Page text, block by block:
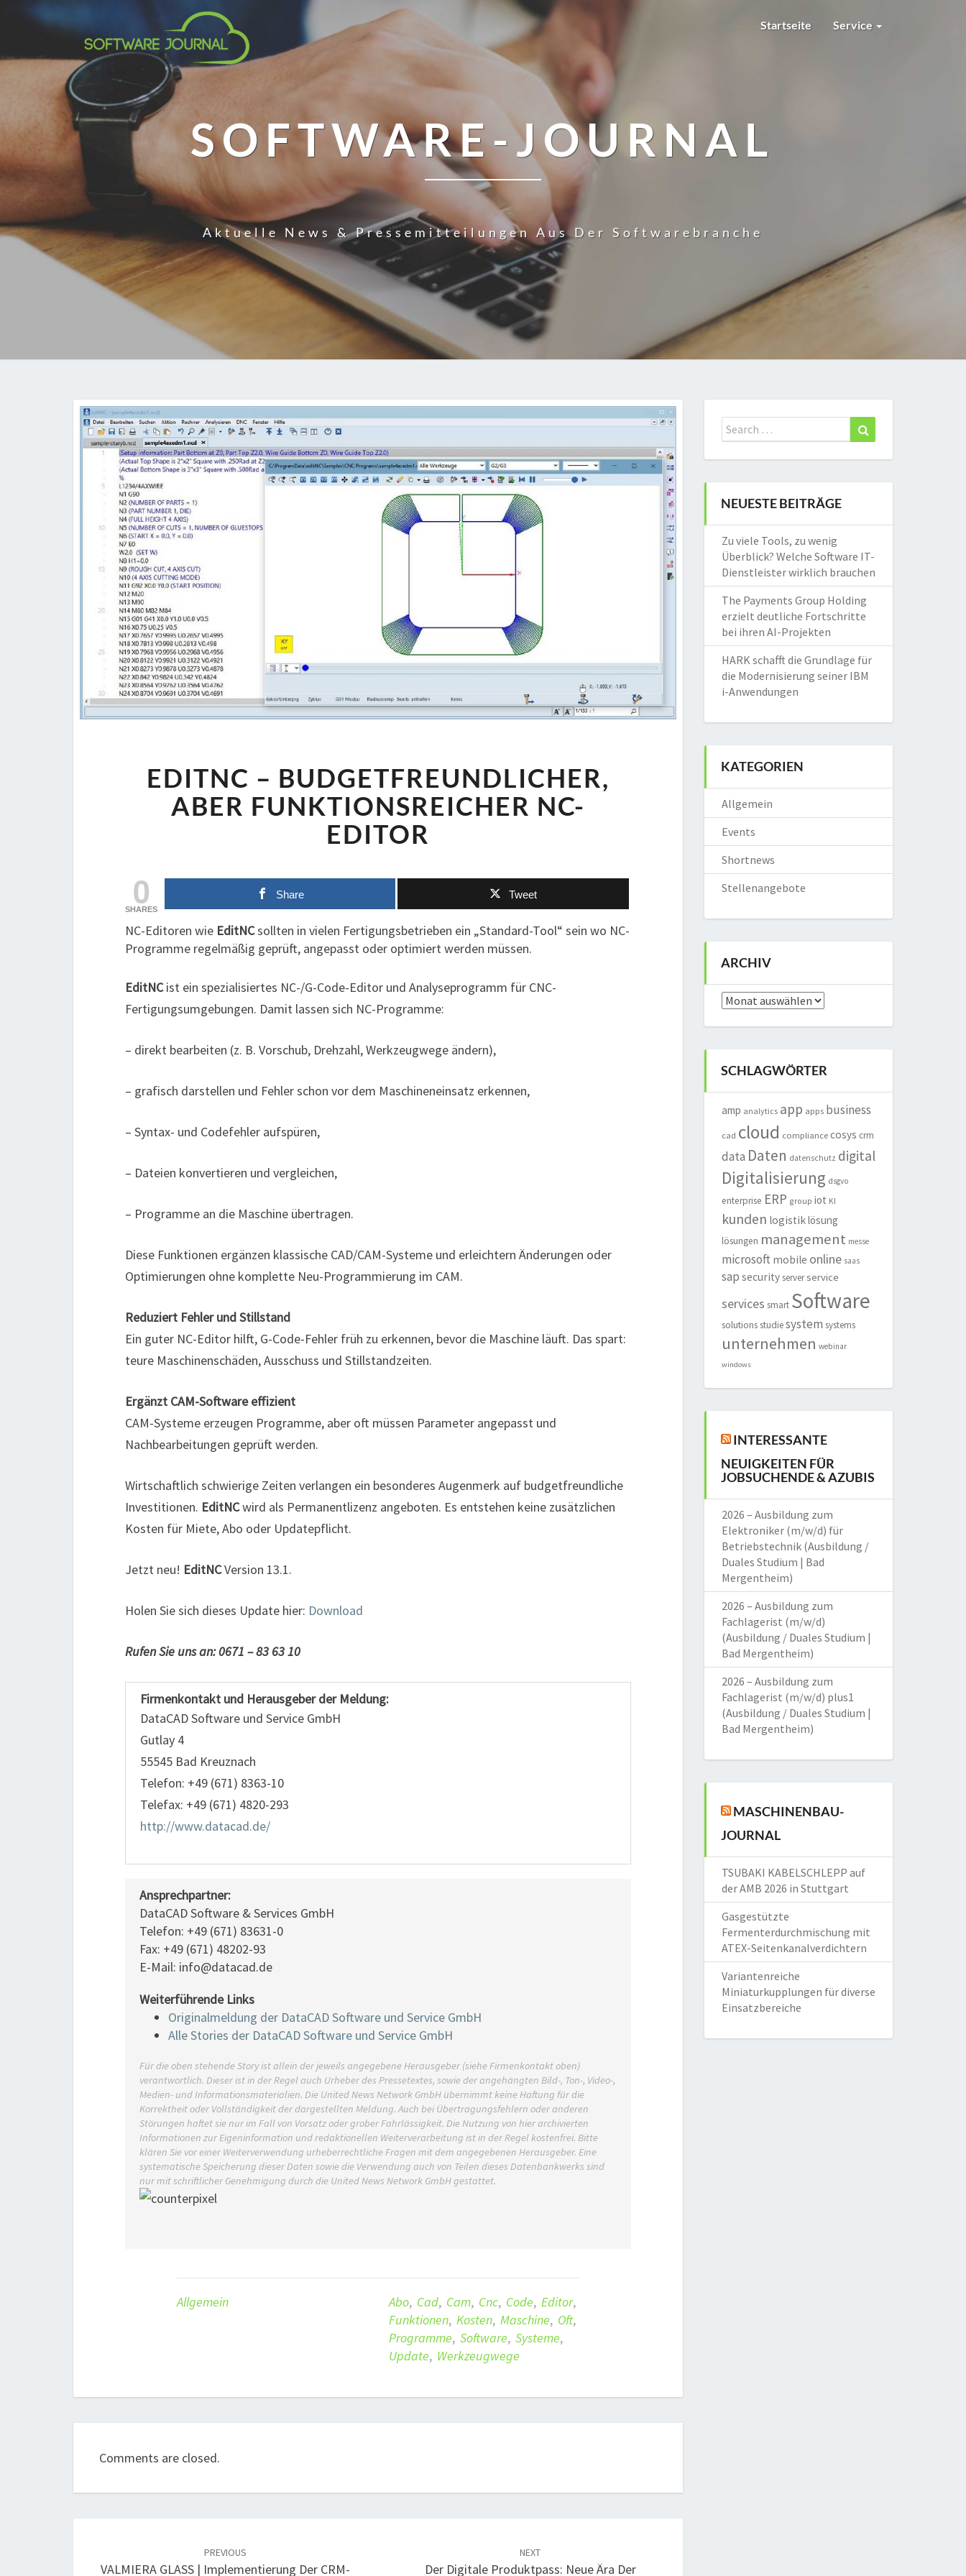
Startseite Service
SOFTWARE-JOURNAL
Aktuelle News & Pressemitteilungen Aus Der Softwarebranche
–
BUDGETFREUNDLICHER,
ABER
FUNKTIONSREICHER
NC-
EDITNC – BUDGETFREUNDLICHER,
ABER FUNKTIONSREICHER NC-
EDITOR
0
SHARES
Share Tweet
NC-Editoren wie EditNCsollten in vielen Fertigungsbetrieben ein „Standard-Tool“ sein wo NC-
Programme regelmäßig geprüft, angepasst oder optimiert werden müssen.
EditNCist ein spezialisiertes NC-/G-Code-Editor und Analyseprogramm für CNC-
Fertigungsumgebungen. Damit lassen sich NC-Programme:
– direkt bearbeiten (z. B. Vorschub, Drehzahl, Werkzeugwege ändern),
– grafisch darstellen und Fehler schon vor dem Maschineneinsatz erkennen,
– Syntax- und Codefehler aufspüren,
– Dateien konvertieren und vergleichen,
– Programme an die Maschine übertragen.
Diese Funktionen ergänzen klassische CAD/CAM-Systeme und erleichtern Änderungen oder
Optimierungen ohne komplette Neu-Programmierung im CAM.
Reduziert Fehler und Stillstand
Ein guter NC-Editor hilft, G-Code-Fehler früh zu erkennen, bevor die Maschine läuft. Das spart:
teure Maschinenschäden, Ausschuss und Stillstandzeiten.
Ergänzt CAM-Software effizient
CAM-Systeme erzeugen Programme, aber oft müssen Parameter angepasst und
Nachbearbeitungen geprüft werden.
Wirtschaftlich schwierige Zeiten verlangen ein besonderes Augenmerk auf budgetfreundliche
Investitionen. EditNCwird als Permanentlizenz angeboten. Es entstehen keine zusätzlichen
Kosten für Miete, Abo oder Updatepflicht.
Jetzt neu! EditNCVersion 13.1.
Holen Sie sich dieses Update hier: Download
Rufen Sie uns an: 0671 – 83 63 10
Firmenkontakt und Herausgeber der Meldung:
DataCAD Software und Service GmbH
Gutlay 4
55545 Bad Kreuznach
Telefon: +49 (671) 8363-10
Telefax: +49 (671) 4820-293
http://www.datacad.de/
Ansprechpartner:
DataCAD Software & Services GmbH
Telefon: +49 (671) 83631-0
Fax: +49 (671) 48202-93
E-Mail: info@datacad.de
Weiterführende Links
Originalmeldung der DataCAD Software und Service GmbH
Alle Stories der DataCAD Software und Service GmbH
Für die oben stehende Story ist allein der jeweils angegebene Herausgeber (siehe Firmenkontakt oben)
verantwortlich. Dieser ist in der Regel auch Urheber des Pressetextes, sowie der angehängten Bild-, Ton-, Video-,
Medien- und Informationsmaterialien. Die United News Network GmbH übernimmt keine Haftung für die
Korrektheit oder Vollständigkeit der dargestellten Meldung. Auch bei Übertragungsfehlern oder anderen
Störungen haftet sie nur im Fall von Vorsatz oder grober Fahrlässigkeit. Die Nutzung von hier archivierten
Informationen zur Eigeninformation und redaktionellen Weiterverarbeitung ist in der Regel kostenfrei. Bitte
klären Sie vor einer Weiterverwendung urheberrechtliche Fragen mit dem angegebenen Herausgeber. Eine
systematische Speicherung dieser Daten sowie die Verwendung auch von Teilen dieses Datenbankwerks sind
nur mit schriftlicher Genehmigung durch die United News Network GmbH gestattet.
Allgemein Abo, Cad, Cam, Cnc, Code, Editor,
Funktionen, Kosten, Maschine, Oft,
Programme, Software, Systeme,
Update, Werkzeugwege
Comments are closed.
PREVIOUS
VALMIERA GLASS | Implementierung Der CRM-
NEXT
Der Digitale Produktpass: Neue Ära Der
Search
for:
NEUESTE BEITRÄGE
Zu viele Tools, zu wenig
Überblick? Welche Software IT-
Dienstleister wirklich brauchen
The Payments Group Holding
erzielt deutliche Fortschritte
bei ihren AI-Projekten
HARK schafft die Grundlage für
die Modernisierung seiner IBM
i-Anwendungen
KATEGORIEN
Allgemein
Events
Shortnews
Stellenangebote
ARCHIV
Archiv
SCHLAGWÖRTER
amp analytics app apps business
cad cloud compliance cosys crm
data Daten datenschutz digital
Digitalisierung dsgvo
enterprise ERP group iot KI
kunden logistiklösung
lösungen management messe
microsoft mobile online saas
sap security server service
services smart Software
solutions studie system systems
unternehmen webinar
windows
INTERESSANTE
NEUIGKEITEN FÜR
JOBSUCHENDE & AZUBIS
2026 – Ausbildung zum
Elektroniker (m/w/d) für
Betriebstechnik (Ausbildung /
Duales Studium | Bad
Mergentheim)
2026 – Ausbildung zum
Fachlagerist (m/w/d)
(Ausbildung / Duales Studium |
Bad Mergentheim)
2026 – Ausbildung zum
Fachlagerist (m/w/d) plus1
(Ausbildung / Duales Studium |
Bad Mergentheim)
MASCHINENBAU-
JOURNAL
TSUBAKI KABELSCHLEPP auf
der AMB 2026 in Stuttgart
Gasgestützte
Fermenterdurchmischung mit
ATEX-Seitenkanalverdichtern
Variantenreiche
Miniaturkupplungen für diverse
Einsatzbereiche